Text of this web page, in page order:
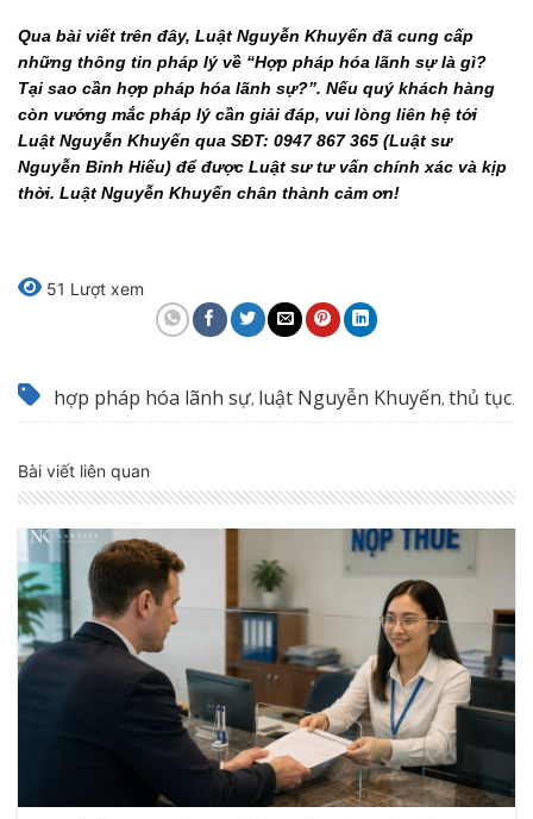
Qua bài viết trên đây, Luật Nguyễn Khuyến đã cung cấp
những thông tin pháp lý về “Hợp pháp hóa lãnh sự là gì?
Tại sao cần hợp pháp hóa lãnh sự?”. Nếu quý khách hàng
còn vướng mắc pháp lý cần giải đáp, vui lòng liên hệ tới
Luật Nguyễn Khuyến qua SĐT: 0947 867 365 (Luật sư
Nguyễn Bỉnh Hiếu) để được Luật sư tư vấn chính xác và kịp
thời. Luật Nguyễn Khuyến chân thành cảm ơn!
51 Lượt xem
hợp pháp hóa lãnh sự, luật Nguyễn Khuyến, thủ tục
Bài viết liên quan